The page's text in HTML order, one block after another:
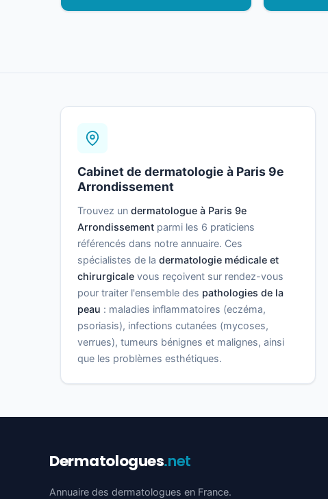
Cabinet de dermatologie à Paris 9e
Arrondissement
Trouvez un dermatologue à Paris 9e
Arrondissement parmi les 6 praticiens
référencés dans notre annuaire. Ces
spécialistes de la dermatologie médicale et
chirurgicale vous reçoivent sur rendez-vous
pour traiter l'ensemble des pathologies de la
peau : maladies inflammatoires (eczéma,
psoriasis), infections cutanées (mycoses,
verrues), tumeurs bénignes et malignes, ainsi
que les problèmes esthétiques.
Dermatologues.net
Annuaire des dermatologues en France.